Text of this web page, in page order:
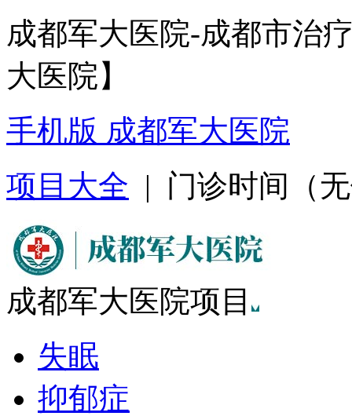
成都军大医院-成都市治
大医院】
手机版 成都军大医院
项目大全 | 门诊时间（
成都军大医院项目
失眠
抑郁症